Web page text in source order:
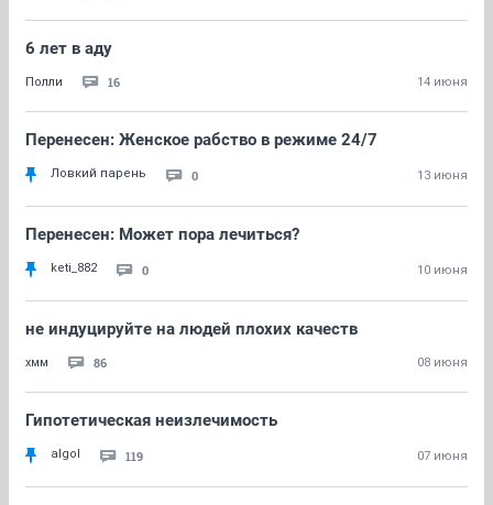
6 лет в аду
Полли 16 14 июня
Перенесен: Женское рабство в режиме 24/7
Ловкий парень 0 13 июня
Перенесен: Может пора лечиться?
keti_882 0 10 июня
не индуцируйте на людей плохих качеств
хмм 86 08 июня
Гипотетическая неизлечимость
algol 119 07 июня